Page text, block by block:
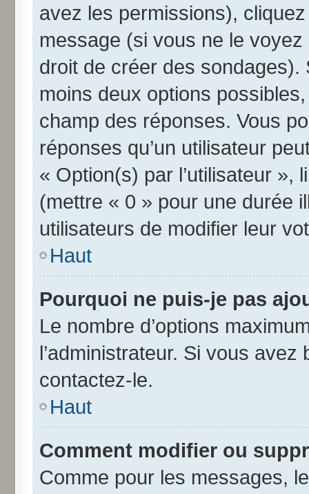
avez les permissions),
message (si vous ne le
droit de créer des
moins deux options
champ des réponses. Vous
réponses qu’un utilisateur
« Option(s) par l’utilisateur »,
(mettre « 0 » pour une durée
utilisateurs de modifier leur
Haut
Pourquoi ne puis-je pas
Le nombre d’options
l’administrateur. Si vous avez
contactez-le.
Haut
Comment modifier ou
Comme pour les messages,